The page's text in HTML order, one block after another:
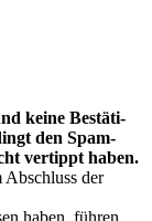
keine Bestäti­
den Spam-
vertippt haben.
Abschluss der
haben, führen